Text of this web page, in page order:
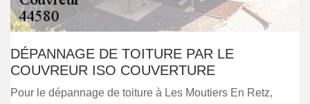
DÉPANNAGE DE TOITURE PAR LE
COUVREUR ISO COUVERTURE
Pour le dépannage de toiture à Les Moutiers En Retz,